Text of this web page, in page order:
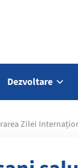
Dezvoltare
Zilei